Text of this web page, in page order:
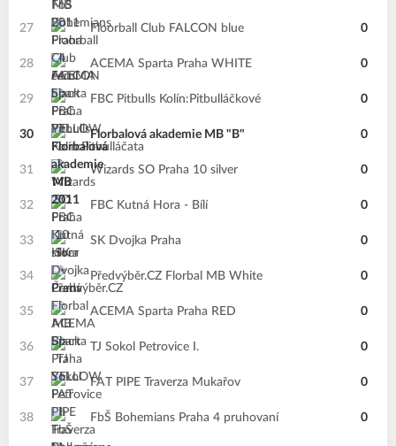
27 Floorball Club FALCON blue 0
28 ACEMA Sparta Praha WHITE 0
29 FBC Pitbulls Kolín:Pitbulláčkové 0
30 Florbalová akademie MB "B" 0
31 Wizards SO Praha 10 silver 0
32 FBC Kutná Hora - Bílí 0
33 SK Dvojka Praha 0
34 Předvýběr.CZ Florbal MB White 0
35 ACEMA Sparta Praha RED 0
36 TJ Sokol Petrovice I. 0
37 FAT PIPE Traverza Mukařov 0
38 FbŠ Bohemians Praha 4 pruhovaní 0